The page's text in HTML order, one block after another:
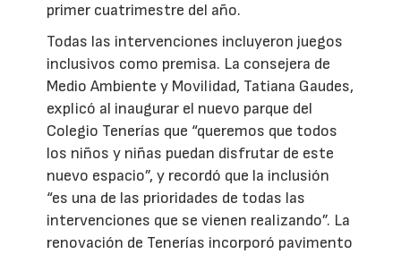
primer cuatrimestre del año.
Todas las intervenciones incluyeron juegos
inclusivos como premisa. La consejera de
Medio Ambiente y Movilidad, Tatiana Gaudes,
explicó al inaugurar el nuevo parque del
Colegio Tenerías que “queremos que todos
los niños y niñas puedan disfrutar de este
nuevo espacio”, y recordó que la inclusión
“es una de las prioridades de todas las
intervenciones que se vienen realizando”. La
renovación de Tenerías incorporó pavimento